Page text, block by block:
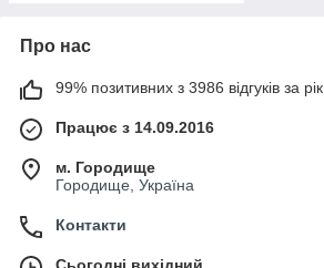
Про нас
99% позитивних з 3986 відгуків за рік
Працює з 14.09.2016
м. Городище
Городище, Україна
Контакти